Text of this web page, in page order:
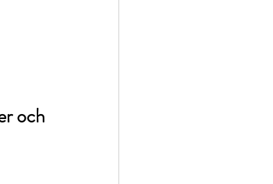
och